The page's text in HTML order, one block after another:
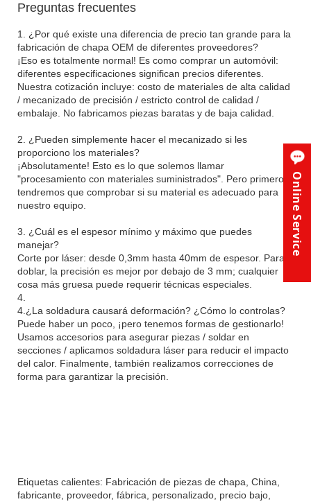
Preguntas frecuentes
1. ¿Por qué existe una diferencia de precio tan grande para la
fabricación de chapa OEM de diferentes proveedores?
¡Eso es totalmente normal! Es como comprar un automóvil:
diferentes especificaciones significan precios diferentes.
Nuestra cotización incluye: costo de materiales de alta calidad
/ mecanizado de precisión / estricto control de calidad /
embalaje. No fabricamos piezas baratas y de baja calidad.
2. ¿Pueden simplemente hacer el mecanizado si les
proporciono los materiales?
¡Absolutamente! Esto es lo que solemos llamar
"procesamiento con materiales suministrados". Pero primero
tendremos que comprobar si su material es adecuado para
nuestro equipo.
3. ¿Cuál es el espesor mínimo y máximo que puedes
manejar?
Corte por láser: desde 0,3mm hasta 40mm de espesor. Para
doblar, la precisión es mejor por debajo de 3 mm; cualquier
cosa más gruesa puede requerir técnicas especiales.
4.
4.¿La soldadura causará deformación? ¿Cómo lo controlas?
Puede haber un poco, ¡pero tenemos formas de gestionarlo!
Usamos accesorios para asegurar piezas / soldar en
secciones / aplicamos soldadura láser para reducir el impacto
del calor. Finalmente, también realizamos correcciones de
forma para garantizar la precisión.
Etiquetas calientes: Fabricación de piezas de chapa, China,
fabricante, proveedor, fábrica, personalizado, precio bajo,
Online Service